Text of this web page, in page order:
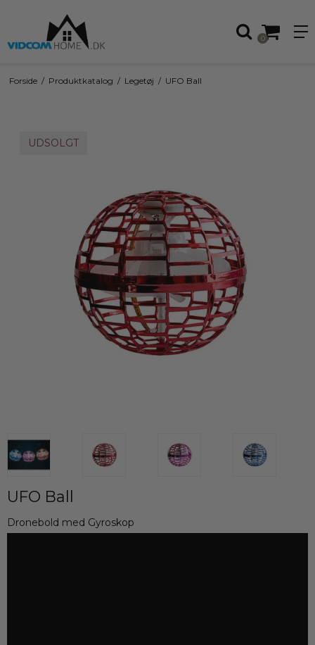
0
Forside / Produktkatalog / Legetøj / UFO Ball
UDSOLGT
UFO Ball
Dronebold med Gyroskop